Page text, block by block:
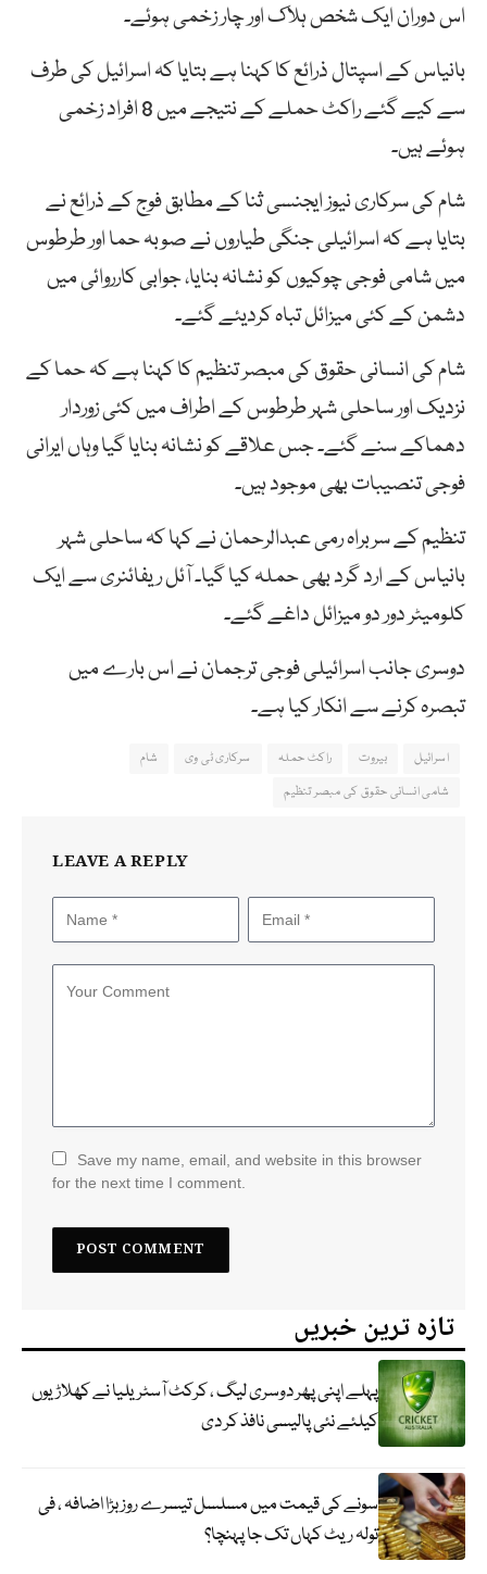
اس دوران ایک شخص ہلاک اور چار زخمی ہوئے۔
بانیاس کے اسپتال ذرائع کا کہنا ہے بتایا کہ اسرائیل کی طرف
سے کیے گئے راکٹ حملے کے نتیجے میں 8 افراد زخمی
ہوئے ہیں۔
شام کی سرکاری نیوز ایجنسی ثنا کے مطابق فوج کے ذرائع نے
بتایا ہے کہ اسرائیلی جنگی طیاروں نے صوبہ حما اور طرطوس
میں شامی فوجی چوکیوں کو نشانہ بنایا، جوابی کارروائی میں
دشمن کے کئی میزائل تباہ کردیئے گئے۔
شام کی انسانی حقوق کی مبصر تنظیم کا کہنا ہے کہ حما کے
نزدیک اور ساحلی شہر طرطوس کے اطراف میں کئی زوردار
دھماکے سنے گئے۔ جس علاقے کو نشانہ بنایا گیا وہاں ایرانی
فوجی تنصیبات بھی موجود ہیں۔
تنظیم کے سربراہ رمی عبدالرحمان نے کہا کہ ساحلی شہر
بانیاس کے ارد گرد بھی حملہ کیا گیا۔ آئل ریفائنری سے ایک
کلومیٹر دور دو میزائل داغے گئے۔
دوسری جانب اسرائیلی فوجی ترجمان نے اس بارے میں
تبصرہ کرنے سے انکار کیا ہے۔
اسرائیل بیروت راکٹ حملہ سرکاری ٹی وی
شام
شامی انسانی حقوق کی مبصر تنظیم
LEAVE A REPLY
Save my name, email, and website in this browser
for the next time I comment.
تازہ ترین خبریں
پہلے اپنی پھر دوسری لیگ ، کرکٹ آسٹریلیا نے کھلاڑیوں
کیلئے نئی پالیسی نافذ کر دی
سونے کی قیمت میں مسلسل تیسرے روز بڑا اضافہ ، فی
تولہ ریٹ کہاں تک جا پہنچا؟